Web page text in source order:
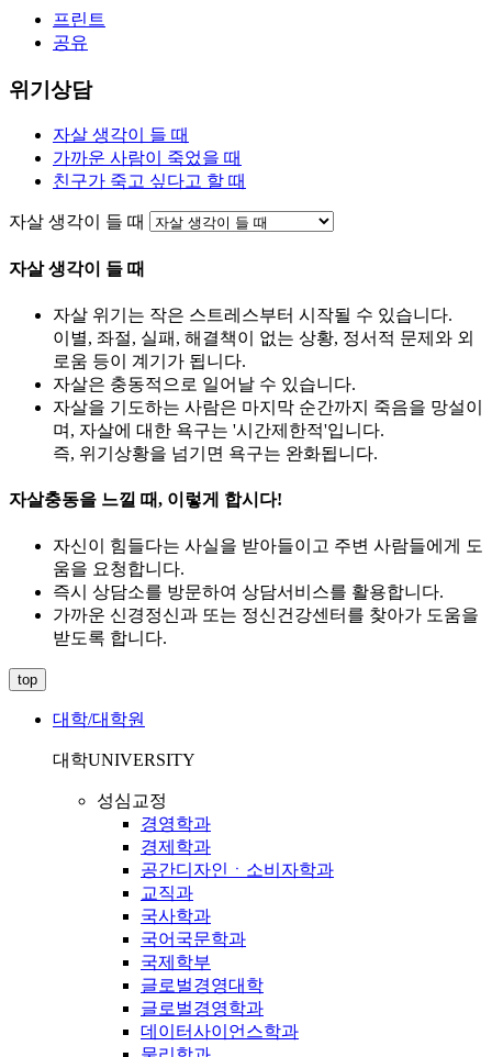
프린트
공유
위기상담
자살 생각이 들 때
가까운 사람이 죽었을 때
친구가 죽고 싶다고 할 때
자살 생각이 들 때
자살 생각이 들 때
자살 위기는 작은 스트레스부터 시작될 수 있습니다.
이별, 좌절, 실패, 해결책이 없는 상황, 정서적 문제와 외
로움 등이 계기가 됩니다.
자살은 충동적으로 일어날 수 있습니다.
자살을 기도하는 사람은 마지막 순간까지 죽음을 망설이
며, 자살에 대한 욕구는 '시간제한적'입니다.
즉, 위기상황을 넘기면 욕구는 완화됩니다.
자살충동을 느낄 때, 이렇게 합시다!
자신이 힘들다는 사실을 받아들이고 주변 사람들에게 도
움을 요청합니다.
즉시 상담소를 방문하여 상담서비스를 활용합니다.
가까운 신경정신과 또는 정신건강센터를 찾아가 도움을
받도록 합니다.
top
대학/대학원
대학UNIVERSITY
성심교정
경영학과
경제학과
공간디자인ㆍ소비자학과
교직과
국사학과
국어국문학과
국제학부
글로벌경영대학
글로벌경영학과
데이터사이언스학과